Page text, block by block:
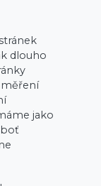
dlouho
měření
jako